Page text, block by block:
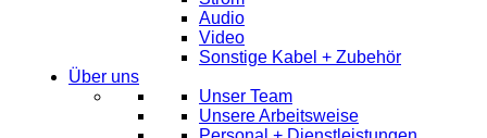
Audio
Video
Sonstige Kabel + Zubehör
Über uns
Unser Team
Unsere Arbeitsweise